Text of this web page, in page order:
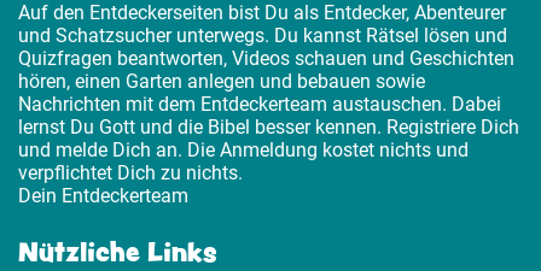
Auf den Entdeckerseiten bist Du als Entdecker, Abenteurer
und Schatzsucher unterwegs. Du kannst Rätsel lösen und
Quizfragen beantworten, Videos schauen und Geschichten
hören, einen Garten anlegen und bebauen sowie
Nachrichten mit dem Entdeckerteam austauschen. Dabei
lernst Du Gott und die Bibel besser kennen. Registriere Dich
und melde Dich an. Die Anmeldung kostet nichts und
verpflichtet Dich zu nichts.
Dein Entdeckerteam
Nützliche Links